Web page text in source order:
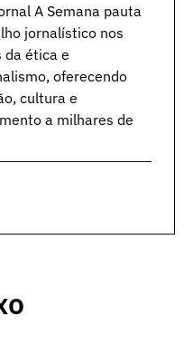
A Semana pauta
jornalístico nos
da ética e
oferecendo
cultura e
a milhares de